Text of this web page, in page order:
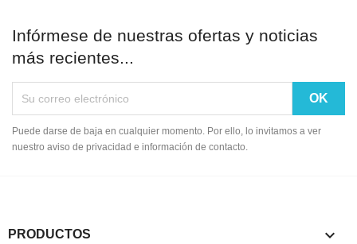
Infórmese de nuestras ofertas y noticias
más recientes...
Puede darse de baja en cualquier momento. Por ello, lo invitamos a ver
nuestro aviso de privacidad e información de contacto.
PRODUCTOS 